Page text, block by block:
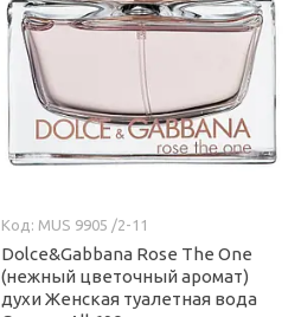
MUS 9905 /2-11
Dolce&Gabbana Rose The One
(нежный цветочный аромат)
духи Женская туалетная вода